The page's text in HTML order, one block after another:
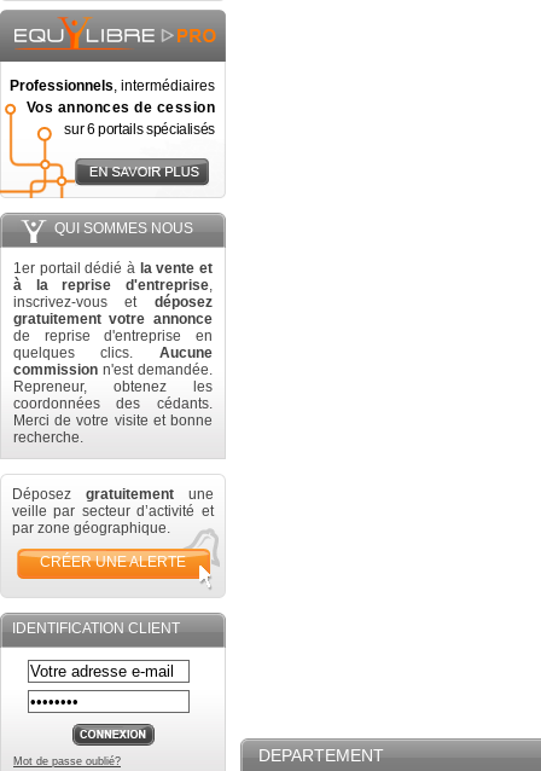
Professionnels, intermédiaires
Vos annonces de cession
sur 6 portails spécialisés
QUI SOMMES NOUS
1er portail dédié à la vente et
à la reprise d'entreprise,
inscrivez-vous et déposez
gratuitement votre annonce
de reprise d'entreprise en
quelques clics. Aucune
commission n'est demandée.
Repreneur, obtenez les
coordonnées des cédants.
Merci de votre visite et bonne
recherche.
Déposez gratuitement une
veille par secteur d’activité et
par zone géographique.
CRÉER UNE ALERTE
IDENTIFICATION CLIENT
Mot de passe oublié? DEPARTEMENT